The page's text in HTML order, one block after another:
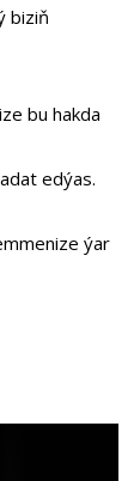
biziň
bu hakda
edýas.
ýar